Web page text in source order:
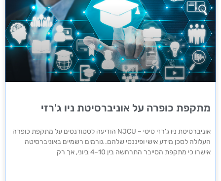
מתקפת כופרה על אוניברסיטת ניו ג'רזי
אוניברסיטת ניו ג'רזי סיטי – NJCU הודיעה לסטודנטים על מתקפת כופרה
העלולה לסכן מידע אישי ופיננסי שלהם. גורמים רשמיים באוניברסיטה
אישרו כי מתקפת הסייבר התרחשה בין 4-10 ביוני, אך רק